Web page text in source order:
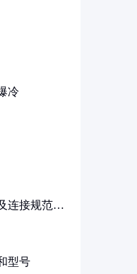
冷
连接规范详
型号